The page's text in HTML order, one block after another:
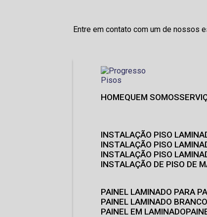
Entre em contato com um de nossos
HOME QUEM SOMOS
INSTALAÇÃO PISO
INSTALAÇÃO PISO
INSTALAÇÃO PISO
INSTALAÇÃO DE PISO DE
PAINEL LAMINADO PARA
PAINEL LAMINADO BRANCO
PAINEL EM LAMINADO